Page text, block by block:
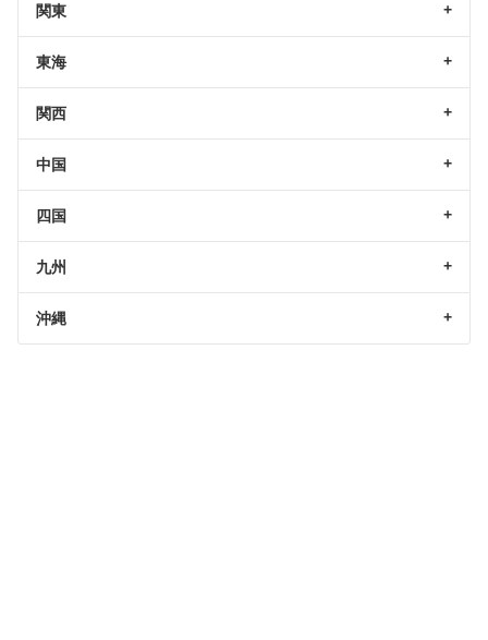
関東
東海
関西
中国
四国
九州
沖縄